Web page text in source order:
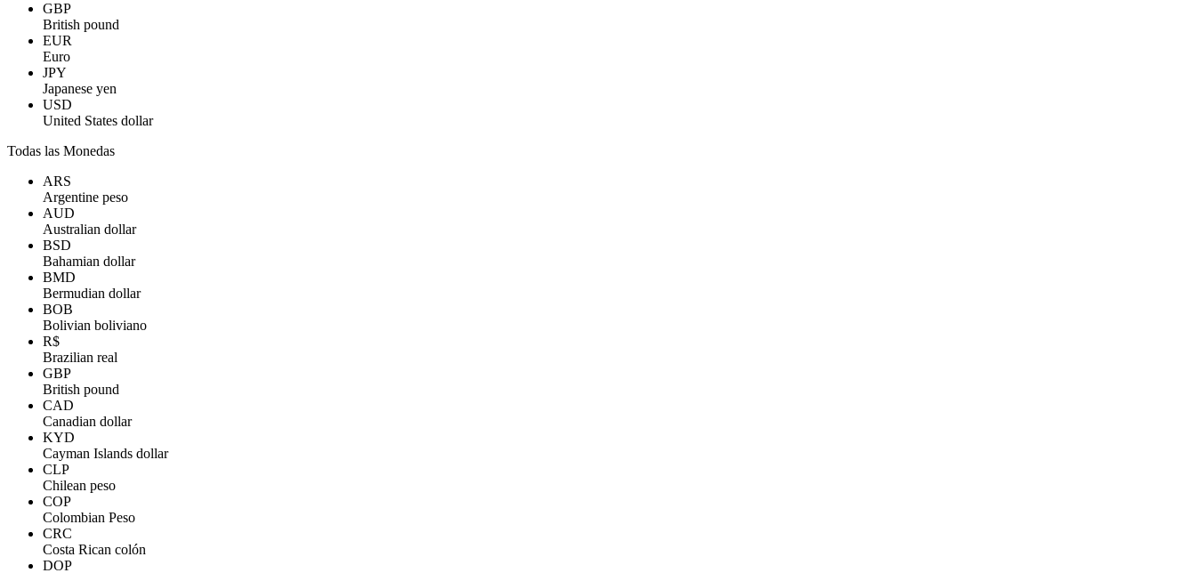
GBP
British pound
EUR
Euro
JPY
Japanese yen
USD
United States dollar
Todas las Monedas
ARS
Argentine peso
AUD
Australian dollar
BSD
Bahamian dollar
BMD
Bermudian dollar
BOB
Bolivian boliviano
R$
Brazilian real
GBP
British pound
CAD
Canadian dollar
KYD
Cayman Islands dollar
CLP
Chilean peso
COP
Colombian Peso
CRC
Costa Rican colón
DOP